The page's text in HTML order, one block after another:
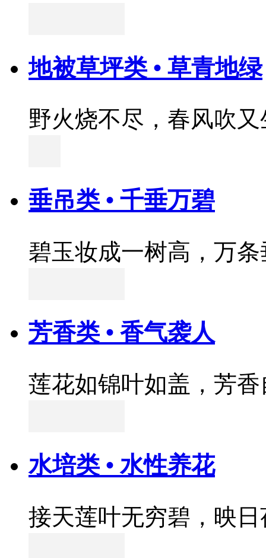
地被草坪类 • 草青地绿
野火烧不尽，春风吹又
垂吊类 • 千垂万碧
碧玉妆成一树高，万
芳香类 • 香气袭人
莲花如锦叶如盖，芳
水培类 • 水性养花
接天莲叶无穷碧，映